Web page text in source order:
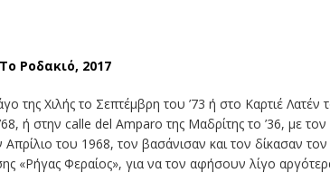
Ροδακιό, 2017
Χιλής το Σεπτέμβρη του ’73 ή στο Καρτιέ Λατέν
ή στην calle del Amparo της Μαδρίτης το ’36, με
του 1968, τον βασάνισαν και τον δίκασαν τον
«Ρήγας Φεραίος», για να τον αφήσουν λίγο